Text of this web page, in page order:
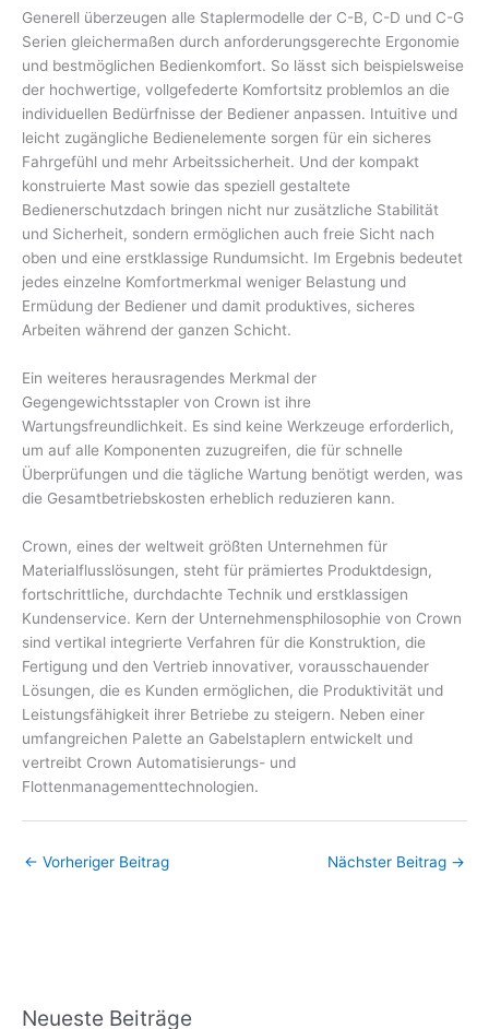
Generell überzeugen alle Staplermodelle der C-B, C-D und C-G
Serien gleichermaßen durch anforderungsgerechte Ergonomie
und bestmöglichen Bedienkomfort. So lässt sich beispielsweise
der hochwertige, vollgefederte Komfortsitz problemlos an die
individuellen Bedürfnisse der Bediener anpassen. Intuitive und
leicht zugängliche Bedienelemente sorgen für ein sicheres
Fahrgefühl und mehr Arbeitssicherheit. Und der kompakt
konstruierte Mast sowie das speziell gestaltete
Bedienerschutzdach bringen nicht nur zusätzliche Stabilität
und Sicherheit, sondern ermöglichen auch freie Sicht nach
oben und eine erstklassige Rundumsicht. Im Ergebnis bedeutet
jedes einzelne Komfortmerkmal weniger Belastung und
Ermüdung der Bediener und damit produktives, sicheres
Arbeiten während der ganzen Schicht.
Ein weiteres herausragendes Merkmal der
Gegengewichtsstapler von Crown ist ihre
Wartungsfreundlichkeit. Es sind keine Werkzeuge erforderlich,
um auf alle Komponenten zuzugreifen, die für schnelle
Überprüfungen und die tägliche Wartung benötigt werden, was
die Gesamtbetriebskosten erheblich reduzieren kann.
Crown, eines der weltweit größten Unternehmen für
Materialflusslösungen, steht für prämiertes Produktdesign,
fortschrittliche, durchdachte Technik und erstklassigen
Kundenservice. Kern der Unternehmensphilosophie von Crown
sind vertikal integrierte Verfahren für die Konstruktion, die
Fertigung und den Vertrieb innovativer, vorausschauender
Lösungen, die es Kunden ermöglichen, die Produktivität und
Leistungsfähigkeit ihrer Betriebe zu steigern. Neben einer
umfangreichen Palette an Gabelstaplern entwickelt und
vertreibt Crown Automatisierungs- und
Flottenmanagementtechnologien.
← Vorheriger Beitrag Nächster Beitrag →
Neueste Beiträge